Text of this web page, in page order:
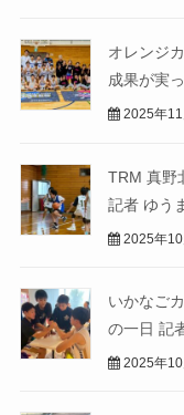
オレンジ
成果が実
2025年11
TRM 真野
記者 ゆう
2025年10
いかなご
の一日 記
2025年10